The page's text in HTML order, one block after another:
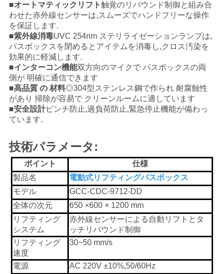
連
絡
く
だ
さ
い
ニ
ュ
ー
ス
事
■オートマティックリフト触覚のリバウンド制御と組み合
わせた赤外線センサーは,スムーズでハンドフリーな操作
を保証します.
■紫外線消毒UVC 254nm ステリライゼーションランプは,
パスボックスを閉めるとアイテムを消毒し,クロス汚染を
効果的に軽減します.
■インターコン機能双方向のマイクで パスボックスの両
側が 明確に通信できます
■高品質 の 材料◎304型ステンレス鋼で作られ 耐腐蝕性
があり 掃除が容易で クリーンルームに適しています
■安全設計ピンチ防止,過負荷防止,緊急停止機能が備わっ
ています.
技術パラメータ:
ポイント
仕様
製品名
電動式リフティングパスボックス
モデル
GCC-CDC-9712-DD
全体の次元
650 ×600 × 1200 mm
リフティング
システム
赤外線センサーによる自動リフトとタ
ッチリバウンド制御
リフティング
速度
30~50 mm/s
電源 AC 220V ±10%,50/60Hz